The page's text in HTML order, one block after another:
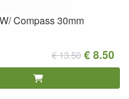
Compass 30mm
€ 13.50 € 8.50